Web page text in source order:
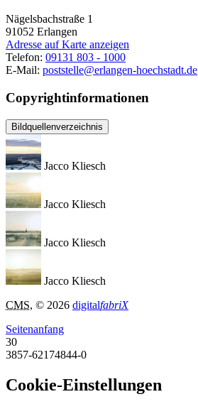
Nägelsbachstraße 1
91052 Erlangen
Adresse auf Karte anzeigen
Telefon: 09131 803 - 1000
E-Mail: poststelle@erlangen-hoechstadt.de
Copyrightinformationen
Bildquellenverzeichnis
Jacco Kliesch
Jacco Kliesch
Jacco Kliesch
Jacco Kliesch
CMS, © 2026 digitalfabriX
Seitenanfang
30
3857-62174844-0
Cookie-Einstellungen